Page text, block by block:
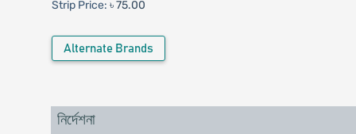
Strip Price: ৳ 75.00
Alternate Brands
নির্দেশনা